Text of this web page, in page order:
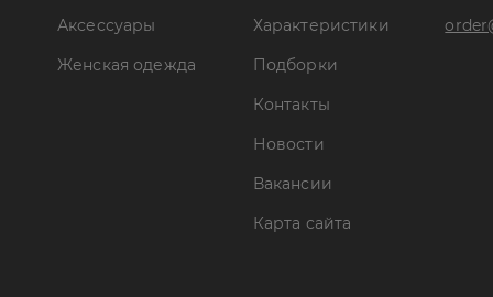
Аксессуары
Женская одежда
Характеристики
Подборки
Контакты
Новости
Вакансии
Карта сайта